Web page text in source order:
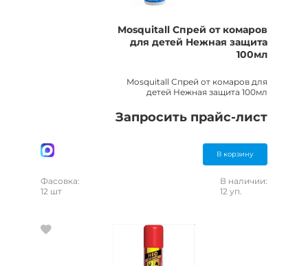
Mosquitall Спрей от комаров
для детей Нежная защита
100мл
Mosquitall Спрей от комаров для
детей Нежная защита 100мл
Запросить прайс-лист
В корзину
Фасовка:
12 шт
В наличии:
12 уп.